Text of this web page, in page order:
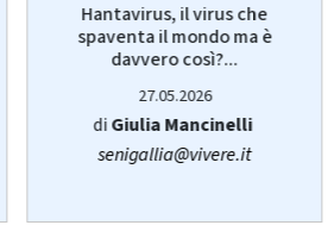
Hantavirus, il virus che
spaventa il mondo ma è
davvero così?...
27.05.2026
diGiulia Mancinelli
senigallia@vivere.it